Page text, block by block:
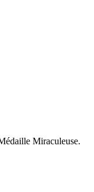
Miraculeuse.